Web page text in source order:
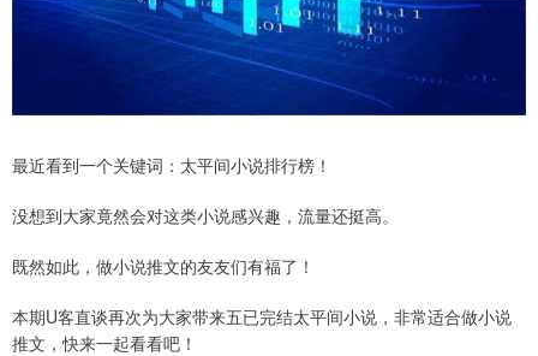
最近看到一个关键词：太平间小说排行榜！
没想到大家竟然会对这类小说感兴趣，流量还挺高。
既然如此，做小说推文的友友们有福了！
本期U客直谈再次为大家带来五已完结太平间小说，非常适合做小说
推文，快来一起看看吧！